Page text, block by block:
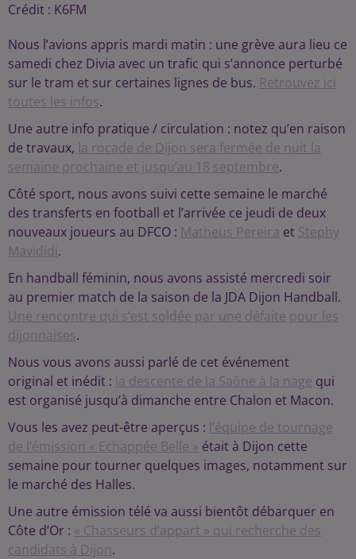
Crédit : K6FM
Nous l’avions appris mardi matin : une grève aura lieu ce
samedi chez Divia avec un trafic qui s’annonce perturbé
sur le tram et sur certaines lignes de bus. Retrouvez ici
toutes les infos.
Une autre info pratique / circulation : notez qu’en raison
de travaux, la rocade de Dijon sera fermée de nuit la
semaine prochaine et jusqu’au 18 septembre.
Côté sport, nous avons suivi cette semaine le marché
des transferts en football et l’arrivée ce jeudi de deux
nouveaux joueurs au DFCO : Matheus Pereira et Stephy
Mavididi .
En handball féminin, nous avons assisté mercredi soir
au premier match de la saison de la JDA Dijon Handball.
Une rencontre qui s’est soldée par une défaite pour les
dijonnaises.
Nous vous avons aussi parlé de cet événement
original et inédit : la descente de la Saône à la nage qui
est organisé jusqu’à dimanche entre Chalon et Macon.
Vous les avez peut-être aperçus : l’équipe de tournage
de l’émission « Echappée Belle » était à Dijon cette
semaine pour tourner quelques images, notamment sur
le marché des Halles.
Une autre émission télé va aussi bientôt débarquer en
Côte d’Or : « Chasseurs d’appart » qui recherche des
candidats à Dijon.